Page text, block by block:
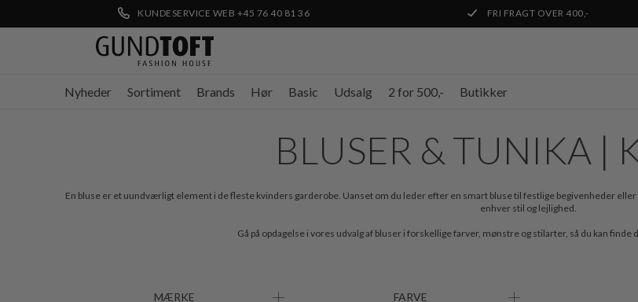
KUNDESERVICE WEB +45 76 40 81 36 FRI FRAGT OVER 400,-
Nyheder Sortiment Brands Hør Basic Udsalg 2 for 500,- Butikker
BLUSER & TUNIKA |
En bluse er et uundværligt element i de fleste kvinders garderobe. Uanset om du leder efter en smart bluse til festlige begivenheder
enhver stil og lejlighed.
Gå på opdagelse i vores udvalg af bluser i forskellige farver, mønstre og stilarter, så du kan finde
MÆRKE FARVE